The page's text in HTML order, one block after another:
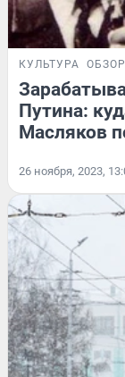
КУЛЬТУРА ОБЗОР
Путина:
Масляков
26 ноября, 2023,